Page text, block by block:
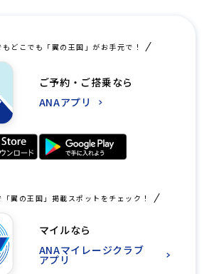
もどこでも「翼の王国」がお手元で！
ご予約・ご搭乗なら
ANAアプリ
「翼の王国」掲載スポットをチェック！
マイルなら
ANAマイレージクラブ
アプリ